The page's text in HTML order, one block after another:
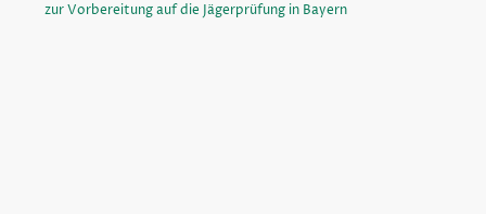
zur Vorbereitung auf die Jägerprüfung in Bayern